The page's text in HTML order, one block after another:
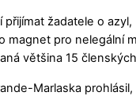
žadatele o
magnet pro
většina 15
Marlaska